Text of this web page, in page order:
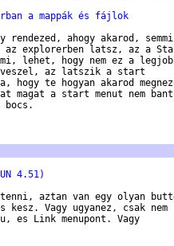
a mappák és fájlok
ahogy akarod, semmi
az explorerben latsz, az a
lehet, hogy nem ez a
az latszik a start
hogy te hogyan akarod
magat a start menut nem
bocs.
4.51)
aztan van egy olyan
kesz. Vagy ugyanez, csak nem
es Link menupont. Vagy